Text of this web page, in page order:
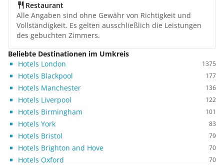
Restaurant
Alle Angaben sind ohne Gewähr von Richtigkeit und
Vollständigkeit. Es gelten ausschließlich die Leistungen
des gebuchten Zimmers.
Beliebte Destinationen im Umkreis
Hotels London
1375
Hotels Blackpool 177
Hotels Manchester 136
Hotels Liverpool 122
Hotels Birmingham 101
Hotels York 83
Hotels Bristol 79
Hotels Brighton and Hove 70
Hotels Oxford 70